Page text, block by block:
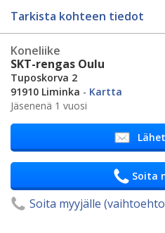
Tarkista kohteen tiedot
Koneliike
SKT-rengas Oulu
Tuposkorva 2
91910 Liminka - Kartta
Jäsenenä 1 vuosi
Soita
Soita myyjälle